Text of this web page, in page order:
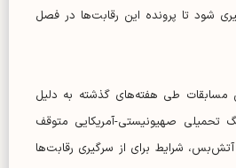
پیگیری شود تا پرونده این رقابت‌ها در فصل
مسابقات طی هفته‌های گذشته به دلیل
صهیونیستی-آمریکایی متوقف
آتش‌بس، شرایط برای از سرگیری رقابت‌ها